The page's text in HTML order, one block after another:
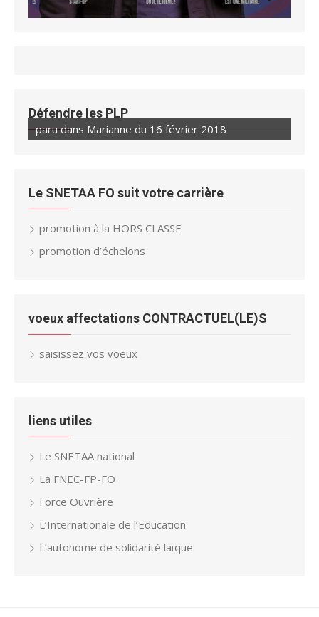
Défendre les PLP
paru dans Marianne du 16 février 2018
Le SNETAA FO suit votre carrière
promotion à la HORS CLASSE
promotion d’échelons
voeux affectations CONTRACTUEL(LE)S
saisissez vos voeux
liens utiles
Le SNETAA national
La FNEC-FP-FO
Force Ouvrière
L’Internationale de l’Education
L’autonome de solidarité laïque